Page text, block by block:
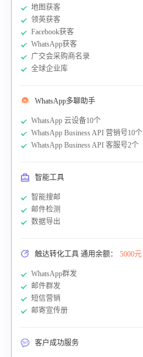
地图获客
领英获客
Facebook获客
WhatsApp获客
广交会采购商名录
全球企业库
WhatsApp多聊助手
WhatsApp 云设备10个
WhatsApp Business API 营销号10个
WhatsApp Business API 客服号2个
智能工具
智能搜邮
邮件检测
数据导出
触达转化工具 通用余额： 5000元
WhatsApp群发
邮件群发
短信营销
邮寄宣传册
客户成功服务